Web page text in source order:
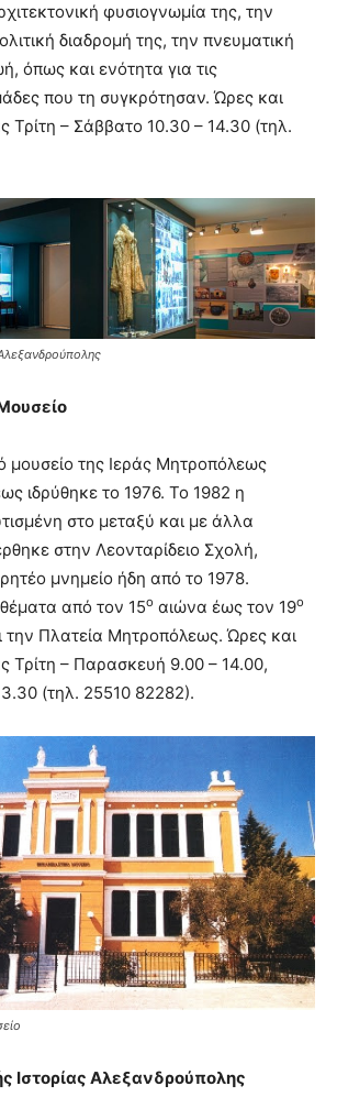
φυσιογνωμία της, την
διαδρομή της, την πνευματική
όπως και ενότητα για τις
που τη συγκρότησαν. Ώρες και
Τρίτη – Σάββατο 10.30 – 14.30 (τηλ.
μουσείο της Ιεράς Μητροπόλεως
ιδρύθηκε το 1976. Το 1982 η
στο μεταξύ και με άλλα
στην Λεονταρίδειο Σχολή,
μνημείο ήδη από το 1978.
από τον 15ο αιώνα έως τον 19ο
την Πλατεία Μητροπόλεως. Ώρες και
Τρίτη – Παρασκευή 9.00 – 14.00,
(τηλ. 25510 82282).
Ιστορίας Αλεξανδρούπολης